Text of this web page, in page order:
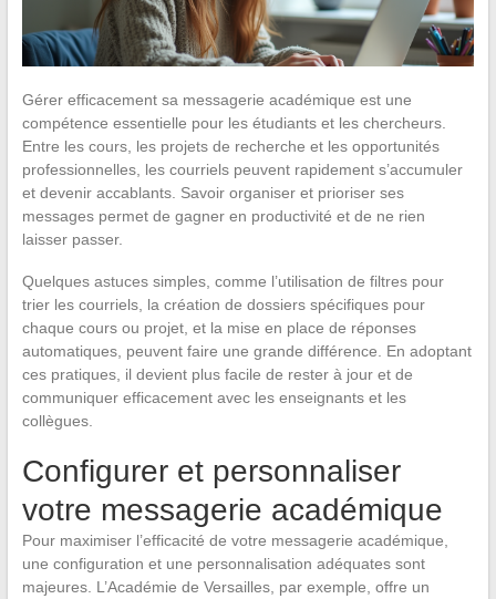
Gérer efficacement sa messagerie académique est une
compétence essentielle pour les étudiants et les chercheurs.
Entre les cours, les projets de recherche et les opportunités
professionnelles, les courriels peuvent rapidement s’accumuler
et devenir accablants. Savoir organiser et prioriser ses
messages permet de gagner en productivité et de ne rien
laisser passer.
Quelques astuces simples, comme l’utilisation de filtres pour
trier les courriels, la création de dossiers spécifiques pour
chaque cours ou projet, et la mise en place de réponses
automatiques, peuvent faire une grande différence. En adoptant
ces pratiques, il devient plus facile de rester à jour et de
communiquer efficacement avec les enseignants et les
collègues.
Configurer et personnaliser
votre messagerie académique
Pour maximiser l’efficacité de votre messagerie académique,
une configuration et une personnalisation adéquates sont
majeures. L’Académie de Versailles, par exemple, offre un